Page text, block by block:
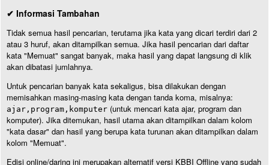
✔ Informasi Tambahan
Tidak semua hasil pencarian, terutama jika kata yang dicari terdiri dari 2
atau 3 huruf, akan ditampilkan semua. Jika hasil pencarian dari daftar
kata "Memuat" sangat banyak, maka hasil yang dapat langsung di klik
akan dibatasi jumlahnya.
Untuk pencarian banyak kata sekaligus, bisa dilakukan dengan
memisahkan masing-masing kata dengan tanda koma, misalnya:
ajar,program,komputer (untuk mencari kata ajar, program dan
komputer). Jika ditemukan, hasil utama akan ditampilkan dalam kolom
"kata dasar" dan hasil yang berupa kata turunan akan ditampilkan dalam
kolom "Memuat".
Edisi online/daring ini merupakan alternatif versi KBBI Offline yang sudah